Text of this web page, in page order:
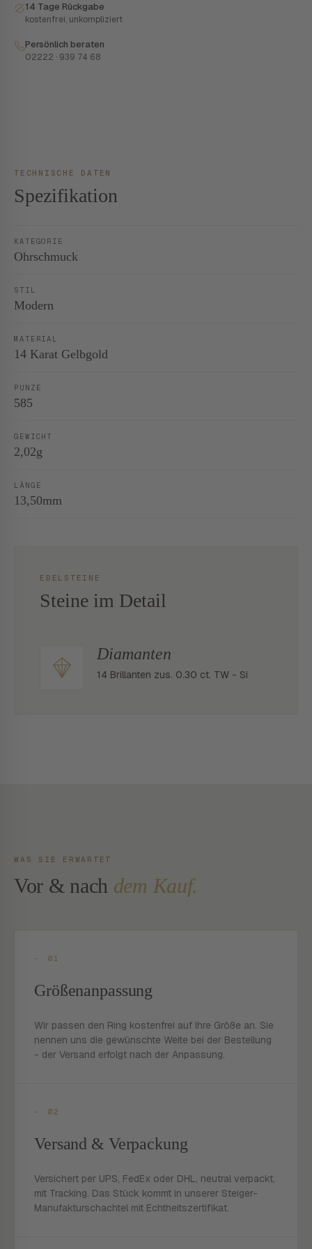
14 Tage Rückgabe
kostenfrei, unkompliziert
Persönlich beraten
02222 · 939 74 68
TECHNISCHE DATEN
Spezifikation
KATEGORIE
Ohrschmuck
STIL
Modern
MATERIAL
14 Karat Gelbgold
PUNZE
585
GEWICHT
2,02g
LÄNGE
13,50mm
EDELSTEINE
Steine im Detail
Diamanten
14 Brillanten zus. 0.30 ct. TW - Si
WAS SIE ERWARTET
Vor & nach dem Kauf.
- 01
Größenanpassung
Wir passen den Ring kostenfrei auf Ihre Größe an. Sie
nennen uns die gewünschte Weite bei der Bestellung
- der Versand erfolgt nach der Anpassung.
- 02
Versand & Verpackung
Versichert per UPS, FedEx oder DHL, neutral verpackt,
mit Tracking. Das Stück kommt in unserer Steiger-
Manufakturschachtel mit Echtheitszertifikat.